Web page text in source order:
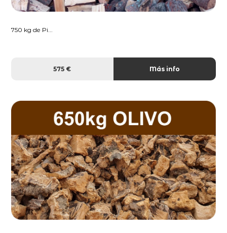
750 kg de Pi...
575 € Más info